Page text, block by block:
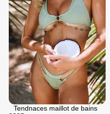
Tendnaces maillot de bains